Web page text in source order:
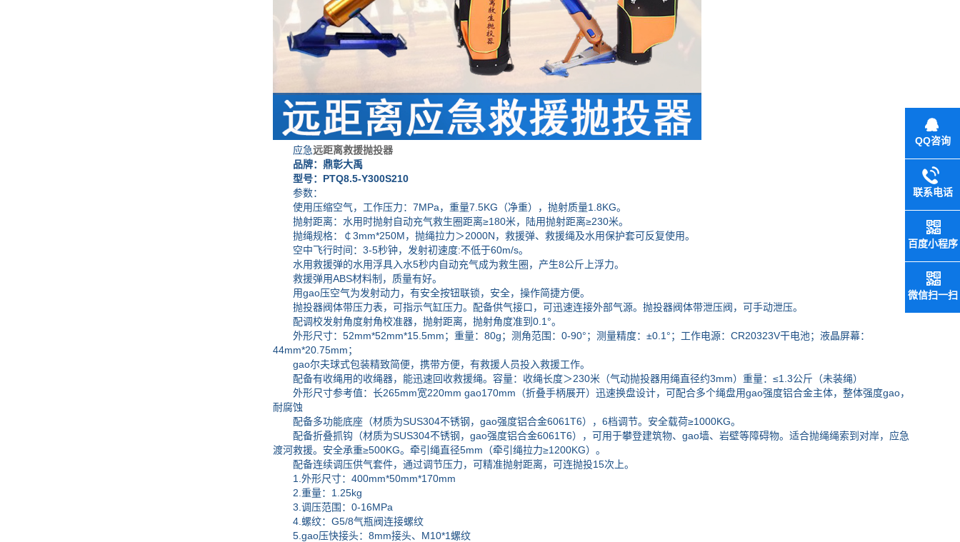
应急远距离救援抛投器
品牌：鼎彰大禹
型号：PTQ8.5-Y300S210
参数：
使用压缩空气，工作压力：7MPa，重量7.5KG（净重），抛射质量1.8KG。
抛射距离：水用时抛射自动充气救生圈距离≥180米，陆用抛射距离≥230米。
抛绳规格：￠3mm*250M，抛绳拉力＞2000N，救援弹、救援绳及水用保护套可反复使用。
空中飞行时间：3-5秒钟，发射初速度:不低于60m/s。
水用救援弹的水用浮具入水5秒内自动充气成为救生圈，产生8公斤上浮力。
救援弹用ABS材料制，质量有好。
用gao压空气为发射动力，有安全按钮联锁，安全，操作简捷方便。
抛投器阀体带压力表，可指示气缸压力。配备供气接口，可迅速连接外部气源。抛投器阀体带泄压阀，可手动泄压。
配调校发射角度射角校准器，抛射距离，抛射角度准到0.1°。
外形尺寸：52mm*52mm*15.5mm；重量：80g；测角范围：0-90°；测量精度：±0.1°；工作电源：CR20323V干电池；液晶屏幕：
44mm*20.75mm；
gao尔夫球式包装精致简便，携带方便，有救援人员投入救援工作。
配备有收绳用的收绳器，能迅速回收救援绳。容量：收绳长度＞230米（气动抛投器用绳直径约3mm）重量：≤1.3公斤（未装绳）
外形尺寸参考值：长265mm宽220mm gao170mm（折叠手柄展开）迅速换盘设计，可配合多个绳盘用gao强度铝合金主体，整体强度gao，
耐腐蚀
配备多功能底座（材质为SUS304不锈钢，gao强度铝合金6061T6），6档调节。安全载荷≥1000KG。
配备折叠抓钩（材质为SUS304不锈钢，gao强度铝合金6061T6），可用于攀登建筑物、gao墙、岩壁等障碍物。适合抛绳绳索到对岸，应急
渡河救援。安全承重≥500KG。牵引绳直径5mm（牵引绳拉力≥1200KG）。
配备连续调压供气套件，通过调节压力，可精准抛射距离，可连抛投15次上。
1.外形尺寸：400mm*50mm*170mm
2.重量：1.25kg
3.调压范围：0-16MPa
4.螺纹：G5/8气瓶阀连接螺纹
5.gao压快接头：8mm接头、M10*1螺纹
QQ咨询
联系电话
百度小程序
微信扫一扫